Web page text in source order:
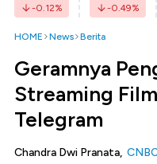
-0.12% -0.49%
HOME News Berita
Geramnya
Streaming
Telegram
Chandra Dwi Pranata,